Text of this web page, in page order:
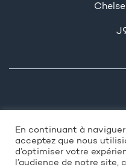
En continuant à
acceptez que nous
d’optimiser votre
l’audience de notre site,